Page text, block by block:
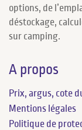
options, de
déstockage,
sur camping.
A propos
Prix, argus, cote
Mentions légales
Politique de